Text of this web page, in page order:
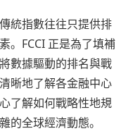
統指數往往只提供排
。FCCI 正是為了填補
數據驅動的排名與戰
晰地了解各金融中心
了解如何戰略性地規
的全球經濟動態。